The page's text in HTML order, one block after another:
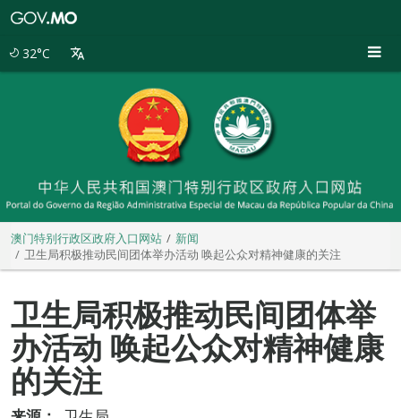
32°C
澳门特别行政区政府入口网站
新闻
卫生局积极推动民间团体举办活动 唤起公众对精神健康的关注
卫生局积极推动民间团体举
办活动 唤起公众对精神健康
的关注